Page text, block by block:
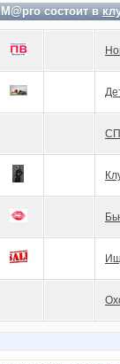
М@рго состоит в